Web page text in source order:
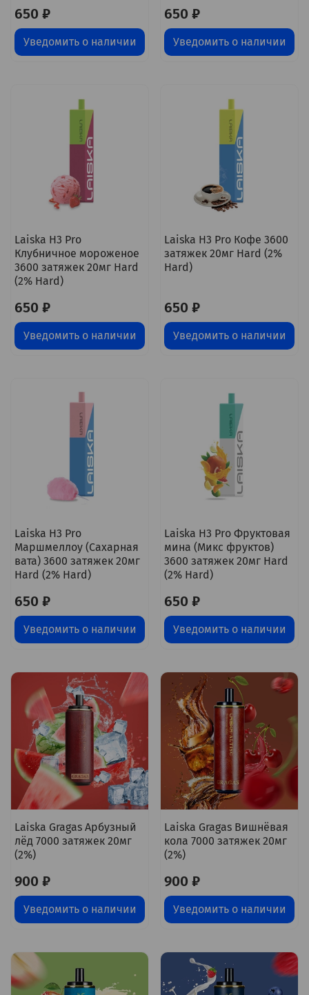
650 ₽
Уведомить о наличии
650 ₽
Уведомить о наличии
Laiska H3 Pro
Клубничное мороженое
3600 затяжек 20мг Hard
(2% Hard)
650 ₽
Уведомить о наличии
Laiska H3 Pro Кофе 3600
затяжек 20мг Hard (2%
Hard)
650 ₽
Уведомить о наличии
Laiska H3 Pro
Маршмеллоу (Сахарная
вата) 3600 затяжек 20мг
Hard (2% Hard)
650 ₽
Уведомить о наличии
Laiska H3 Pro Фруктовая
мина (Микс фруктов)
3600 затяжек 20мг Hard
(2% Hard)
650 ₽
Уведомить о наличии
Laiska Gragas Арбузный
лёд 7000 затяжек 20мг
(2%)
900 ₽
Уведомить о наличии
Laiska Gragas Вишнёвая
кола 7000 затяжек 20мг
(2%)
900 ₽
Уведомить о наличии